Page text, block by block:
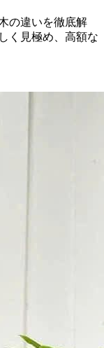
の違いを徹底解
く見極め、高額な